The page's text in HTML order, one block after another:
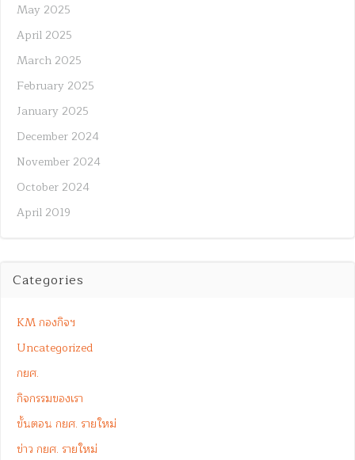
May 2025
April 2025
March 2025
February 2025
January 2025
December 2024
November 2024
October 2024
April 2019
Categories
KM กองกิจฯ
Uncategorized
กยศ.
กิจกรรมของเรา
ขั้นตอน กยศ. รายใหม่
ข่าว กยศ. รายใหม่